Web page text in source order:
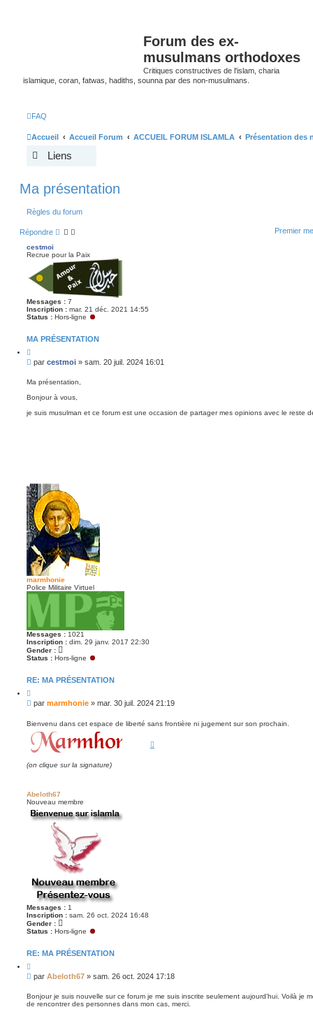
Forum des ex-
musulmans orthodoxes
Critiques constructives de l'islam, charia
islamique, coran, fatwas, hadiths, sounna par des non-musulmans.
FAQ
Accueil Accueil Forum ACCUEIL FORUM ISLAMLA Présentation des
Liens
Ma présentation
Règles du forum
Répondre Premier
cestmoi
Recrue pour la Paix
Messages : 7
Inscription : mar. 21 déc. 2021 14:55
Status : Hors-ligne
MA PRÉSENTATION
i
t
r
M
s
a
g
par cestmoi » sam. 20 juil. 2024 16:01
Ma présentation,
Bonjour à vous,
je suis musulman et ce forum est une occasion de partager mes opinions avec le reste
marmhonie
Police Militaire Virtuel
Messages : 1021
Inscription : dim. 29 janv. 2017 22:30
Gender :
Status : Hors-ligne
RE: MA PRÉSENTATION
i
t
r
M
s
s
a
g
n
l
u
par marmhonie » mar. 30 juil. 2024 21:19
Bienvenu dans cet espace de liberté sans frontière ni jugement sur son prochain.
(on clique sur la signature)
Abeloth67
Nouveau membre
Messages : 1
Inscription : sam. 26 oct. 2024 16:48
Gender :
Status : Hors-ligne
RE: MA PRÉSENTATION
i
t
r
M
s
s
par Abeloth67 » sam. 26 oct. 2024 17:18
Bonjour je suis nouvelle sur ce forum je me suis inscrite seulement aujourd'hui. Voilà je
de rencontrer des personnes dans mon cas, merci.